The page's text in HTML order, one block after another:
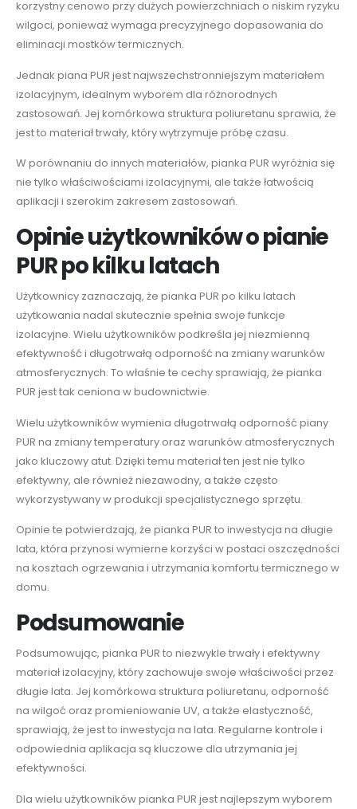
korzystny cenowo przy dużych powierzchniach o niskim ryzyku
wilgoci, ponieważ wymaga precyzyjnego dopasowania do
eliminacji mostków termicznych.
Jednak piana PUR jest najwszechstronniejszym materiałem
izolacyjnym, idealnym wyborem dla różnorodnych
zastosowań. Jej komórkowa struktura poliuretanu sprawia, że
jest to materiał trwały, który wytrzymuje próbę czasu.
W porównaniu do innych materiałów, pianka PUR wyróżnia się
nie tylko właściwościami izolacyjnymi, ale także łatwością
aplikacji i szerokim zakresem zastosowań.
Opinie użytkowników o pianie
PUR po kilku latach
Użytkownicy zaznaczają, że pianka PUR po kilku latach
użytkowania nadal skutecznie spełnia swoje funkcje
izolacyjne. Wielu użytkowników podkreśla jej niezmienną
efektywność i długotrwałą odporność na zmiany warunków
atmosferycznych. To właśnie te cechy sprawiają, że pianka
PUR jest tak ceniona w budownictwie.
Wielu użytkowników wymienia długotrwałą odporność piany
PUR na zmiany temperatury oraz warunków atmosferycznych
jako kluczowy atut. Dzięki temu materiał ten jest nie tylko
efektywny, ale również niezawodny, a także często
wykorzystywany w produkcji specjalistycznego sprzętu.
Opinie te potwierdzają, że pianka PUR to inwestycja na długie
lata, która przynosi wymierne korzyści w postaci oszczędności
na kosztach ogrzewania i utrzymania komfortu termicznego w
domu.
Podsumowanie
Podsumowując, pianka PUR to niezwykle trwały i efektywny
materiał izolacyjny, który zachowuje swoje właściwości przez
długie lata. Jej komórkowa struktura poliuretanu, odporność
na wilgoć oraz promieniowanie UV, a także elastyczność,
sprawiają, że jest to inwestycja na lata. Regularne kontrole i
odpowiednia aplikacja są kluczowe dla utrzymania jej
efektywności.
Dla wielu użytkowników pianka PUR jest najlepszym wyborem